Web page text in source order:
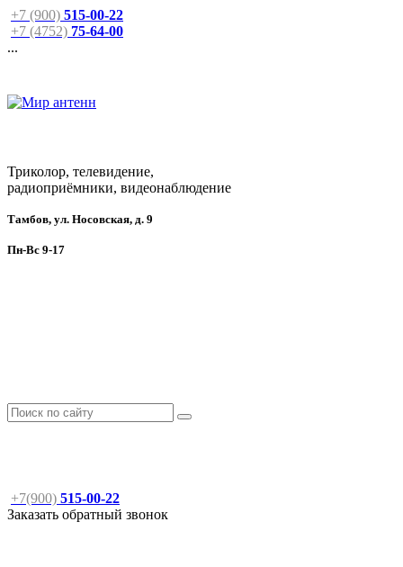
+7 (900) 515-00-22
+7 (4752) 75-64-00
...
Триколор, телевидение,
радиоприёмники, видеонаблюдение
Тамбов, ул. Носовская, д. 9
Пн-Вс 9-17
+7(900) 515-00-22
Заказать обратный звонок